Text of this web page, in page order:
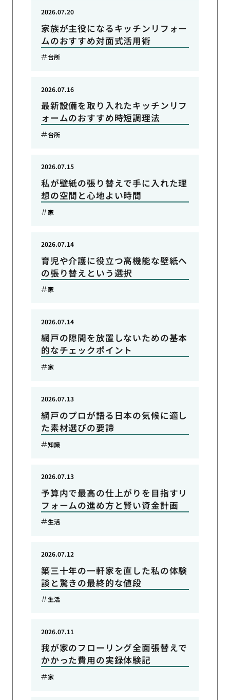
家族が主役になるキッチンリフォー
ムのおすすめ対面式活用術
2026.07.20
台所
最新設備を取り入れたキッチンリフ
ォームのおすすめ時短調理法
2026.07.16
台所
私が壁紙の張り替えで手に入れた理
想の空間と心地よい時間
2026.07.15
家
育児や介護に役立つ高機能な壁紙へ
の張り替えという選択
2026.07.14
家
網戸の隙間を放置しないための基本
的なチェックポイント
2026.07.14
家
網戸のプロが語る日本の気候に適し
た素材選びの要諦
2026.07.13
知識
予算内で最高の仕上がりを目指すリ
フォームの進め方と賢い資金計画
2026.07.13
生活
築三十年の一軒家を直した私の体験
談と驚きの最終的な値段
2026.07.12
生活
我が家のフローリング全面張替えで
かかった費用の実録体験記
2026.07.11
家